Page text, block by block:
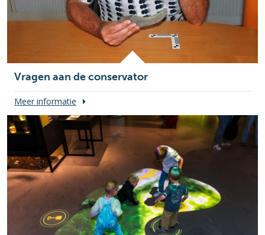
Vragen aan de conservator
Meer informatie